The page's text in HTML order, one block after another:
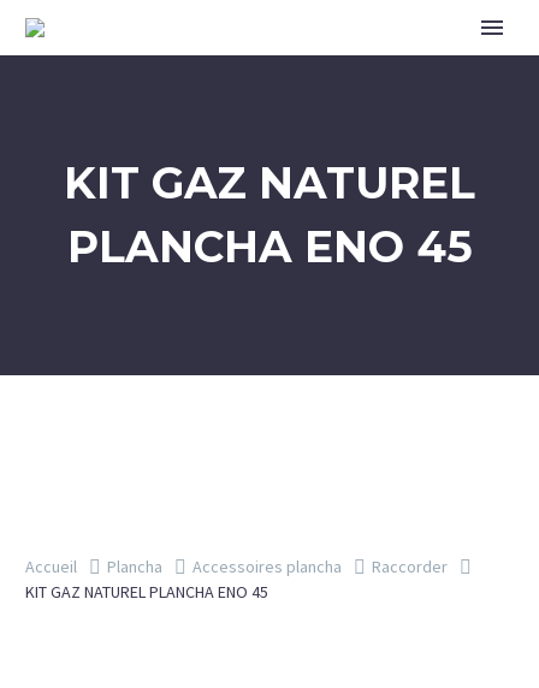
KIT GAZ NATUREL
PLANCHA ENO 45
Accueil Plancha Accessoires plancha
Raccorder
KIT GAZ NATUREL PLANCHA ENO 45